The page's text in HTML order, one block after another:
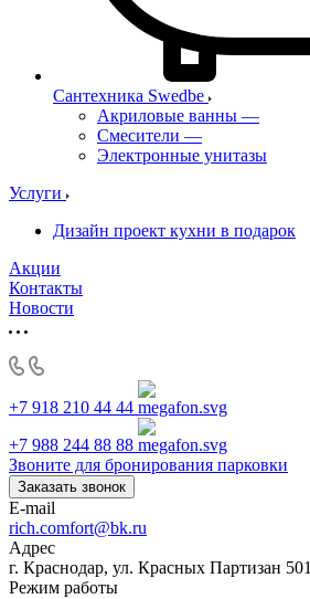
Сантехника Swedbe
Акриловые ванны —
Смесители —
Электронные унитазы
Услуги
Дизайн проект кухни в подарок
Акции
Контакты
Новости
+7 918 210 44 44
+7 988 244 88 88
Звоните для бронирования парковки
Заказать звонок
E-mail
rich.comfort@bk.ru
Адрес
г. Краснодар, ул. Красных Партизан 501
Режим работы